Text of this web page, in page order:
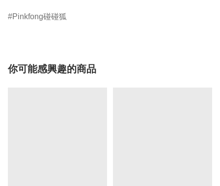
Pinkfong碰碰狐
你可能感興趣的商品